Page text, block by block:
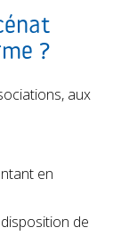
?
aux
en
de